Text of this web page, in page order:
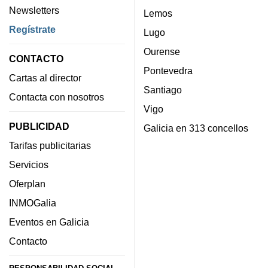
Newsletters
Regístrate
CONTACTO
Cartas al director
Contacta con nosotros
PUBLICIDAD
Tarifas publicitarias
Servicios
Oferplan
INMOGalia
Eventos en Galicia
Contacto
Lemos
Lugo
Ourense
Pontevedra
Santiago
Vigo
Galicia en 313 concellos